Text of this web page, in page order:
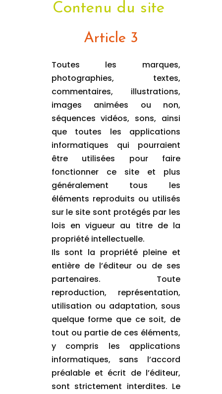
Contenu du site
Article 3
Toutes les marques,
photographies, textes,
commentaires, illustrations,
images animées ou non,
séquences vidéos, sons, ainsi
que toutes les applications
informatiques qui pourraient
être utilisées pour faire
fonctionner ce site et plus
généralement tous les
éléments reproduits ou utilisés
sur le site sont protégés par les
lois en vigueur au titre de la
propriété intellectuelle.
Ils sont la propriété pleine et
entière de l’éditeur ou de ses
partenaires. Toute
reproduction, représentation,
utilisation ou adaptation, sous
quelque forme que ce soit, de
tout ou partie de ces éléments,
y compris les applications
informatiques, sans l’accord
préalable et écrit de l’éditeur,
sont strictement interdites. Le